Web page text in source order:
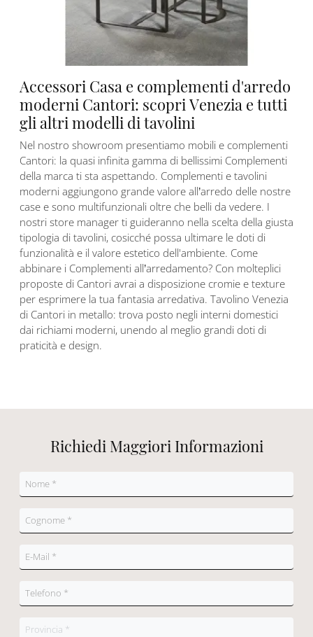
Accessori Casa e complementi d'arredo
moderni Cantori: scopri Venezia e tutti
gli altri modelli di tavolini
Nel nostro showroom presentiamo mobili e complementi
Cantori: la quasi infinita gamma di bellissimi Complementi
della marca ti sta aspettando. Complementi e tavolini
moderni aggiungono grande valore all’arredo delle nostre
case e sono multifunzionali oltre che belli da vedere. I
nostri store manager ti guideranno nella scelta della giusta
tipologia di tavolini, cosicché possa ultimare le doti di
funzionalità e il valore estetico dell'ambiente. Come
abbinare i Complementi all’arredamento? Con molteplici
proposte di Cantori avrai a disposizione cromie e texture
per esprimere la tua fantasia arredativa. Tavolino Venezia
di Cantori in metallo: trova posto negli interni domestici
dai richiami moderni, unendo al meglio grandi doti di
praticità e design.
Richiedi Maggiori Informazioni